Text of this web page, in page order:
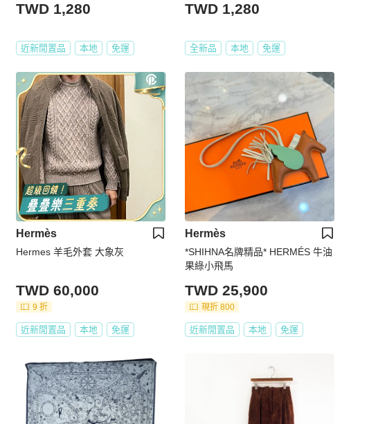
TWD 1,280
近新閒置品 本地 免運
TWD 1,280
全新品 本地 免運
Hermès
Hermes 羊毛外套 大象灰
TWD 60,000
9 折
近新閒置品 本地 免運
Hermès
*SHIHNA名牌精品* HERMÉS 牛油
果綠小飛馬
TWD 25,900
現折 800
近新閒置品 本地 免運